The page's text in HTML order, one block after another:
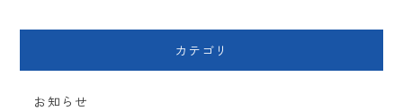
カテゴリ
お知らせ